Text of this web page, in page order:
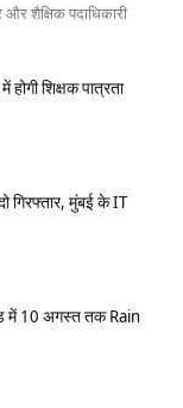
और शैक्षिक पदाधिकारी
शिक्षक पात्रता
गिरफ्तार, मुंबई के IT
में 10 अगस्त तक Rain